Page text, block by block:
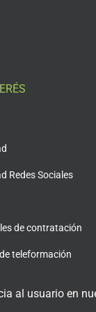
Redes Sociales
de contratación
teleformación
al usuario en